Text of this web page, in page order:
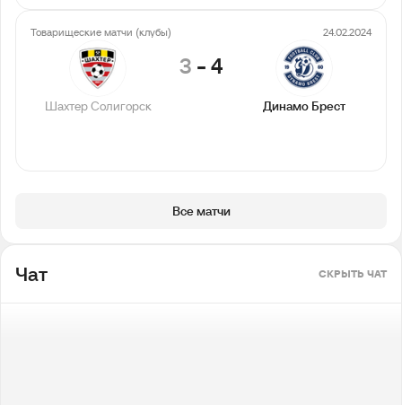
Товарищеские матчи (клубы) 24.02.2024
Шахтер Солигорск
3 -4
Динамо Брест
Все матчи
Чат СКРЫТЬ ЧАТ